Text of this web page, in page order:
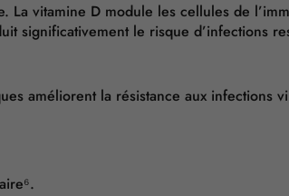
La vitamine D module les cellules de
significativement le risque d’infections
améliorent la résistance aux infections